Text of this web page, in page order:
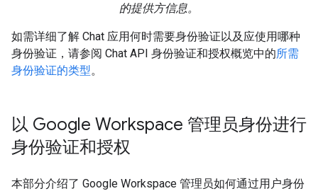
的提供方信息。
如需详细了解 Chat 应用何时需要身份验证以及应使用哪种
身份验证，请参阅 Chat API 身份验证和授权概览中的所需
身份验证的类型。
以 Google Workspace 管理员身份进行
身份验证和授权
本部分介绍了 Google Workspace 管理员如何通过用户身份